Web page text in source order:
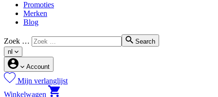
Promoties
Merken
Blog
Zoek …
Search
nl
Account
Mijn verlanglijst
Winkelwagen